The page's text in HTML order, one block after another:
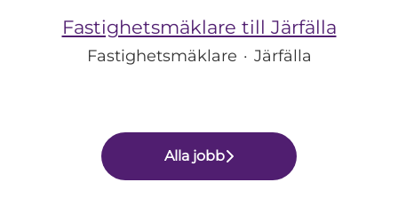
Fastighetsmäklare till Järfälla
Fastighetsmäklare · Järfälla
Alla jobb